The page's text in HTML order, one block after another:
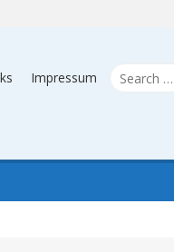
Search
Impressum